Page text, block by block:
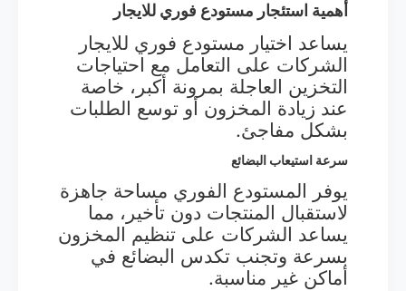
أهمية استئجار مستودع فوري للايجار
يساعد اختيار مستودع فوري للايجار
الشركات على التعامل مع احتياجات
التخزين العاجلة بمرونة أكبر، خاصة
عند زيادة المخزون أو توسع الطلبات
بشكل مفاجئ.
سرعة استيعاب البضائع
يوفر المستودع الفوري مساحة جاهزة
لاستقبال المنتجات دون تأخير، مما
يساعد الشركات على تنظيم المخزون
بسرعة وتجنب تكدس البضائع في
أماكن غير مناسبة.